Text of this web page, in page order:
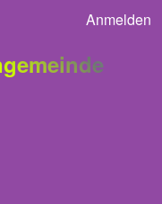
User
Anmelden